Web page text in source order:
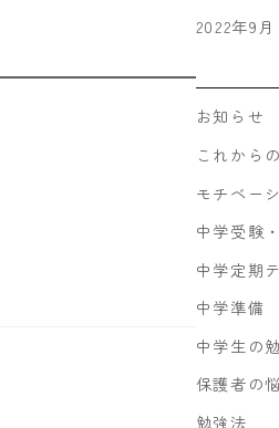
2022年9月
お知らせ
これから
モチベー
中学受験
中学定期
中学準備
中学生の
保護者の
勉強法